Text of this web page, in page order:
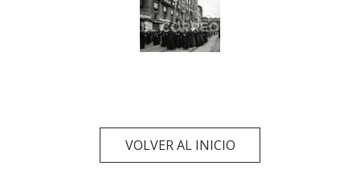
VOLVER AL INICIO